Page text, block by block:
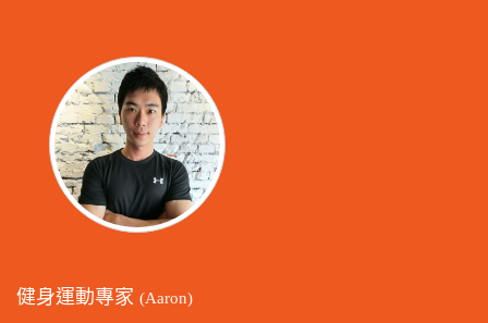
健身運動專家 (Aaron)